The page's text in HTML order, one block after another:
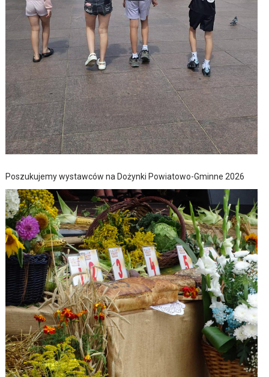
Poszukujemy wystawców na Dożynki Powiatowo-Gminne 2026